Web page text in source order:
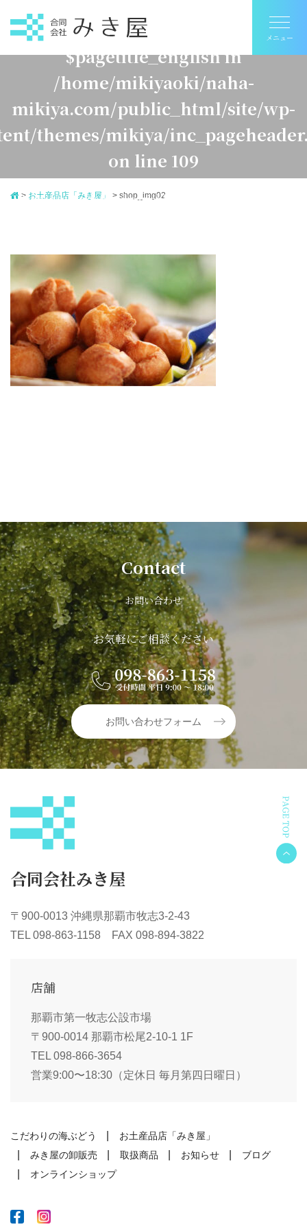
Warning: Undefined variable
$pagetitle_english in
/home/mikiyaoki/naha-
mikiya.com/public_html/site/wp-
themes/mikiya/
on line 109
Warning: Undefined variable $pagetitle_japanese in
> お土産品店「みき屋」 > shop_img02
Contact
お問い合わせ
お気軽にご相談ください
お問い合わせフォーム
合同会社みき屋
〒900-0013 沖縄県那覇市牧志3-2-43
TEL 098-863-1158 FAX 098-894-3822
店舗
那覇市第一牧志公設市場
〒900-0014 那覇市松尾2-10-1 1F
TEL 098-866-3654
営業9:00〜18:30（定休日 毎月第四日曜日）
こだわりの海ぶどう
お土産品店「みき屋」
みき屋の卸販売
取扱商品 お知らせ
ブログ
オンラインショップ